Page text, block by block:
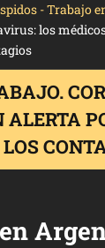
- Trabajo
los
ALERTA